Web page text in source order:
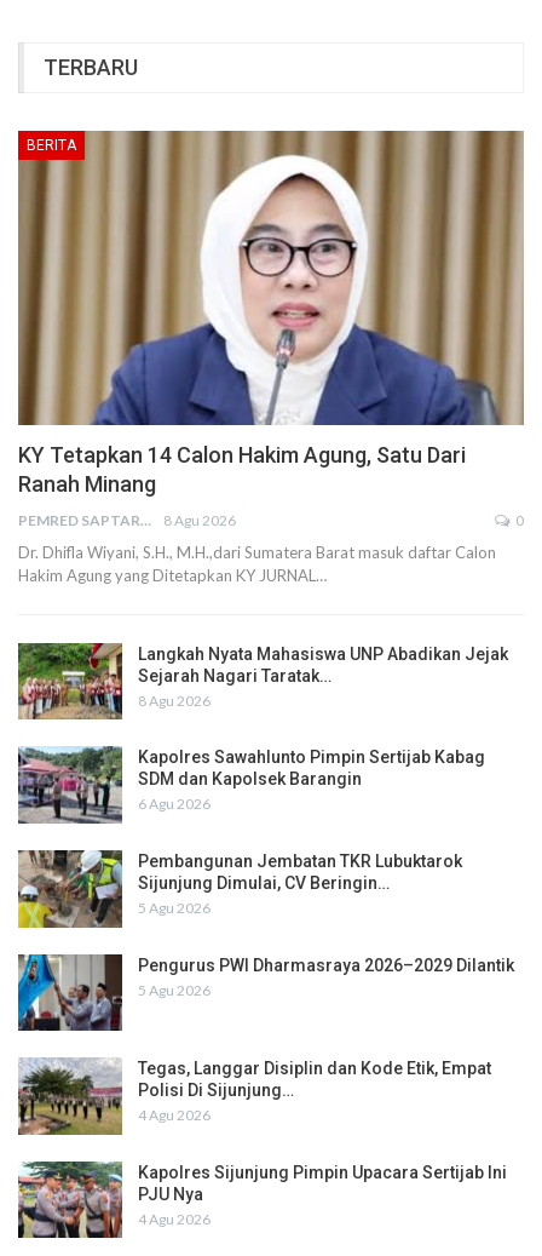
TERBARU
BERITA
KY Tetapkan 14 Calon Hakim Agung, Satu Dari
Ranah Minang
PEMRED SAPTARIUS 8 Agu 2026 0
Dr. Dhifla Wiyani, S.H., M.H.,dari Sumatera Barat masuk daftar Calon
Hakim Agung yang Ditetapkan KY JURNAL…
Langkah Nyata Mahasiswa UNP Abadikan Jejak
Sejarah Nagari Taratak…
8 Agu 2026
Kapolres Sawahlunto Pimpin Sertijab Kabag
SDM dan Kapolsek Barangin
6 Agu 2026
Pembangunan Jembatan TKR Lubuktarok
Sijunjung Dimulai, CV Beringin…
5 Agu 2026
Pengurus PWI Dharmasraya 2026–2029 Dilantik
5 Agu 2026
Tegas, Langgar Disiplin dan Kode Etik, Empat
Polisi Di Sijunjung…
4 Agu 2026
Kapolres Sijunjung Pimpin Upacara Sertijab Ini
PJU Nya
4 Agu 2026